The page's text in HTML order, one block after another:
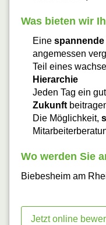
Was bieten wir
Eine spannende
angemessen
Teil eines
Hierarchie
Jeden Tag ein
Zukunft
Die Möglichkeit,
Wo werden Sie
Biebesheim am
Jetzt online